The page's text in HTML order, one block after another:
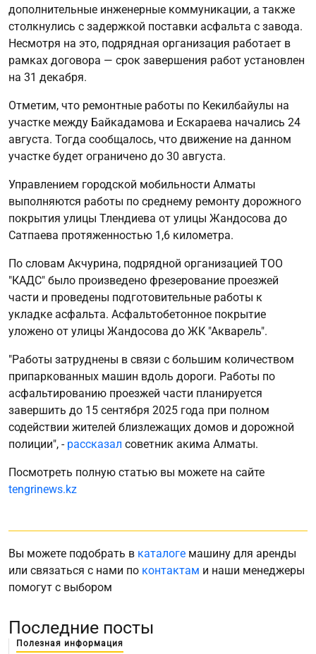
дополнительные инженерные коммуникации, а также
столкнулись с задержкой поставки асфальта с завода.
Несмотря на это, подрядная организация работает в
рамках договора — срок завершения работ установлен
на 31 декабря.
Отметим, что ремонтные работы по Кекилбайулы на
участке между Байкадамова и Ескараева начались 24
августа. Тогда сообщалось, что движение на данном
участке будет ограничено до 30 августа.
Управлением городской мобильности Алматы
выполняются работы по среднему ремонту дорожного
покрытия улицы Тлендиева от улицы Жандосова до
Сатпаева протяженностью 1,6 километра.
По словам Акчурина, подрядной организацией ТОО
"КАДС" было произведено фрезерование проезжей
части и проведены подготовительные работы к
укладке асфальта. Асфальтобетонное покрытие
уложено от улицы Жандосова до ЖК "Акварель".
"Работы затруднены в связи с большим количеством
припаркованных машин вдоль дороги. Работы по
асфальтированию проезжей части планируется
завершить до 15 сентября 2025 года при полном
содействии жителей близлежащих домов и дорожной
полиции", - рассказал советник акима Алматы.
Посмотреть полную статью вы можете на сайте
tengrinews.kz
Вы можете подобрать в каталоге машину для аренды
или связаться с нами по контактам и наши менеджеры
помогут с выбором
Последние посты
Полезная информация